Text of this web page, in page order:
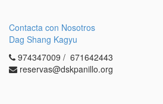
Contacta con Nosotros
Dag Shang Kagyu
974347009 / 671642443
reservas@dskpanillo.org